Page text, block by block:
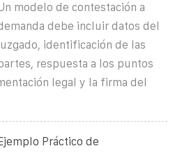
modelo de contestación a
debe incluir datos del
identificación de las
respuesta a los puntos
legal y la firma del
Ejemplo Práctico de